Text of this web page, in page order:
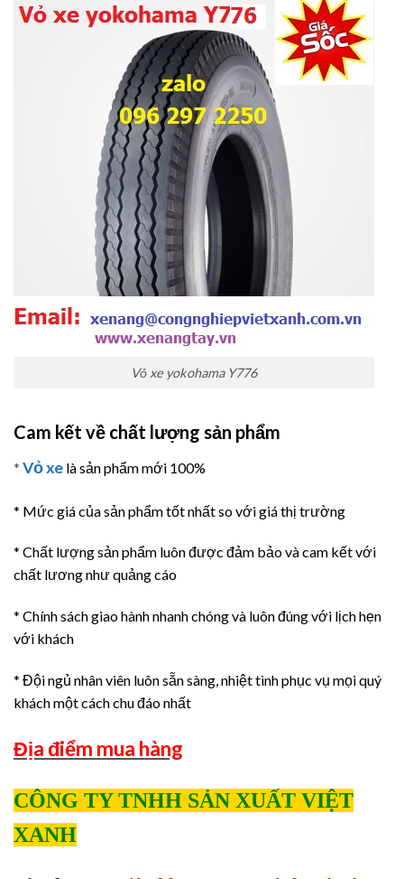
Vỏ xe yokohama Y776
Cam kết về chất lượng sản phẩm
* Vỏ xe là sản phẩm mới 100%
* Mức giá của sản phẩm tốt nhất so với giá thị trường
* Chất lượng sản phẩm luôn được đảm bảo và cam kết với
chất lương như quảng cáo
* Chính sách giao hành nhanh chóng và luôn đúng với lịch hẹn
với khách
* Đội ngủ nhân viên luôn sẵn sàng, nhiệt tình phục vụ mọi quý
khách một cách chu đáo nhất
Địa điểm mua hàng
CÔNG TY TNHH SẢN XUẤT VIỆT
XANH